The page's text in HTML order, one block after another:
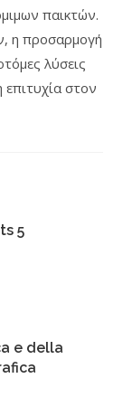
παικτών.
η προσαρμογή
λύσεις
στον
5
e della